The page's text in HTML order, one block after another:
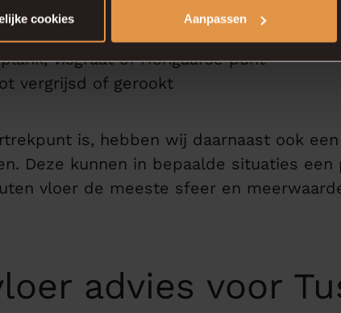
cookies Aanpassen
eiken
visgraat of Hongaarse punt
vergrijsd of gerookt
is, hebben wij daarnaast ook een
Deze kunnen in bepaalde situaties een
vloer de meeste sfeer en
advies voor